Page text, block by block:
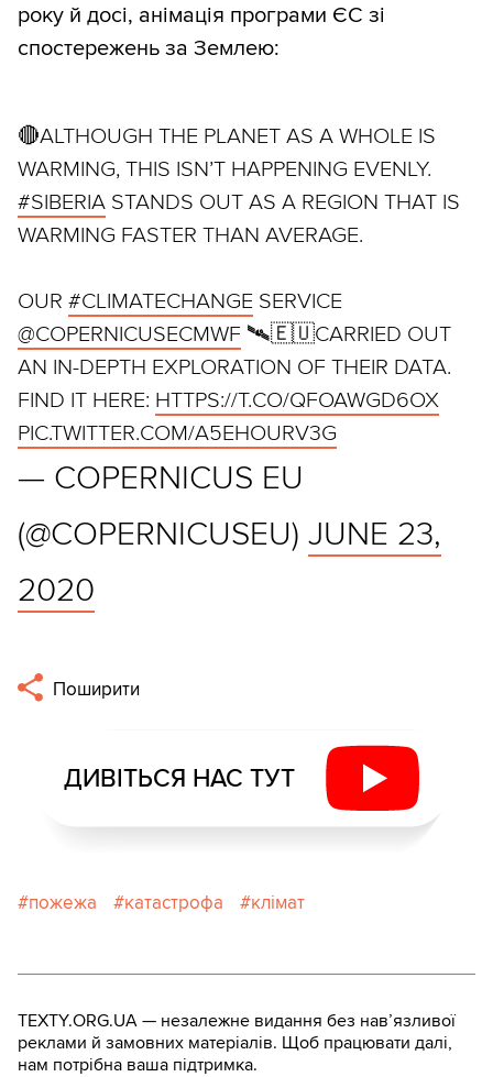
року й досі, анімація програми ЄС зі
спостережень за Землею:
🔴ALTHOUGH THE PLANET AS A WHOLE IS
WARMING, THIS ISN’T HAPPENING EVENLY.
#SIBERIA STANDS OUT AS A REGION THAT IS
WARMING FASTER THAN AVERAGE.
OUR #CLIMATECHANGE SERVICE
@COPERNICUSECMWF 🛰️🇪🇺CARRIED OUT
AN IN-DEPTH EXPLORATION OF THEIR DATA.
FIND IT HERE: HTTPS://T.CO/QFOAWGD6OX
PIC.TWITTER.COM/A5EHOURV3G
— COPERNICUS EU
(@COPERNICUSEU) JUNE 23,
2020
Поширити
ДИВІТЬСЯ НАС ТУТ
пожежа катастрофа клімат
TEXTY.ORG.UA — незалежне видання без навʼязливої
реклами й замовних матеріалів. Щоб працювати далі,
нам потрібна ваша підтримка.